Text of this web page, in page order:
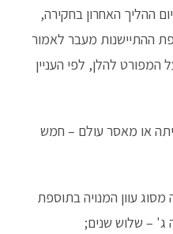
ההליך האחרון בחקירה,
ההתיישנות מעבר לאמור
להלן, לפי העניין
או מאסר עולם – חמש
עוון המנויה בתוספת
ג' – שלוש שנים;